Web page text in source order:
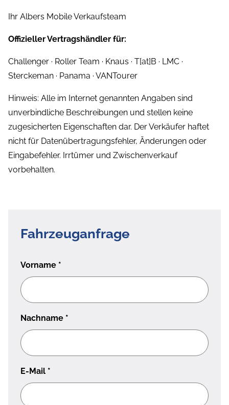
Ihr Albers Mobile Verkaufsteam
Offizieller Vertragshändler für:
Challenger · Roller Team · Knaus · T[at]B · LMC ·
Sterckeman · Panama · VANTourer
Hinweis: Alle im Internet genannten Angaben sind
unverbindliche Beschreibungen und stellen keine
zugesicherten Eigenschaften dar. Der Verkäufer haftet
nicht für Datenübertragungsfehler, Änderungen oder
Eingabefehler. Irrtümer und Zwischenverkauf
vorbehalten.
Fahrzeuganfrage
Vorname *
Nachname *
E-Mail *